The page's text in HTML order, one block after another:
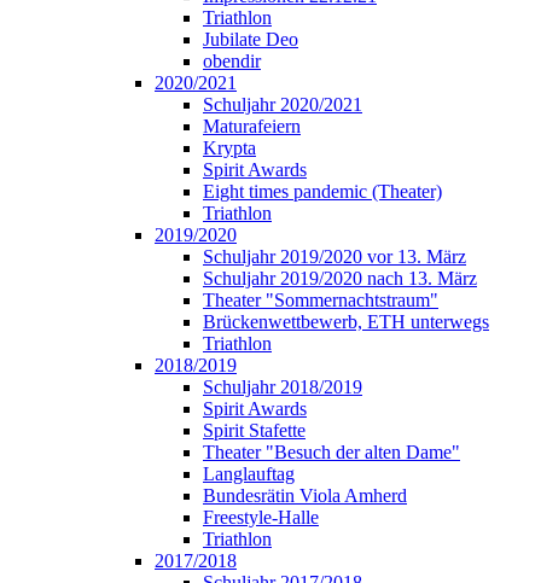
Triathlon
Jubilate Deo
obendir
2020/2021
Schuljahr 2020/2021
Maturafeiern
Krypta
Spirit Awards
Eight times pandemic (Theater)
Triathlon
2019/2020
Schuljahr 2019/2020 vor 13. März
Schuljahr 2019/2020 nach 13. März
Theater "Sommernachtstraum"
Brückenwettbewerb, ETH unterwegs
Triathlon
2018/2019
Schuljahr 2018/2019
Spirit Awards
Spirit Stafette
Theater "Besuch der alten Dame"
Langlauftag
Bundesrätin Viola Amherd
Freestyle-Halle
Triathlon
2017/2018